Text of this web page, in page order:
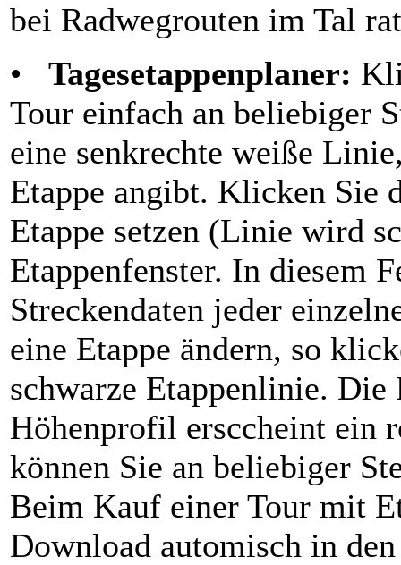
bei Radwegrouten im Tal
• Tagesetappenplaner:
Tour einfach an beliebiger
eine senkrechte weiße
Etappe angibt. Klicken Sie
Etappe setzen (Linie wird
Etappenfenster. In diesem
Streckendaten jeder
eine Etappe ändern, so
schwarze Etappenlinie.
Höhenprofil ersccheint ein
können Sie an beliebiger
Beim Kauf einer Tour mit
Download automisch in